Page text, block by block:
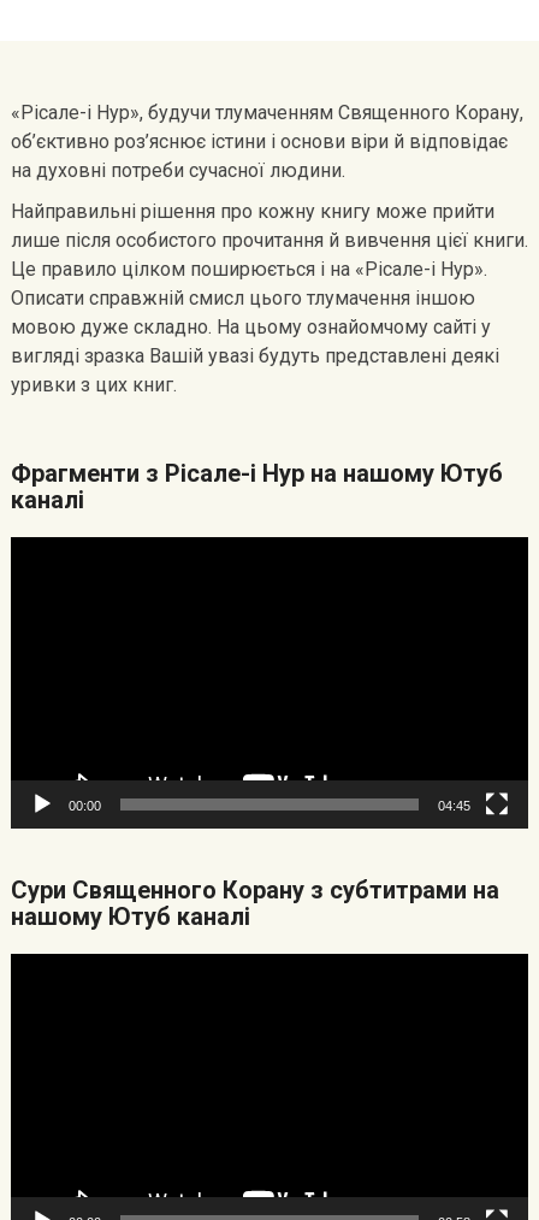
«Рісале-і Нур», будучи тлумаченням Священного Корану,
об’єктивно роз’яснює істини і основи віри й відповідає
на духовні потреби сучасної людини.
Найправильні рішення про кожну книгу може прийти
лише після особистого прочитання й вивчення цієї книги.
Це правило цілком поширюється і на «Рісале-і Нур».
Описати справжній смисл цього тлумачення іншою
мовою дуже складно. На цьому ознайомчому сайті у
вигляді зразка Вашій увазі будуть представлені деякі
уривки з цих книг.
Фрагменти з Рісале-і Нур на нашому Ютуб
каналі
00:00 04:45
Cури Священного Корану з субтитрами на
нашому Ютуб каналі